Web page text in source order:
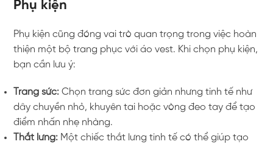
Phụ kiện
Phụ kiện cũng đóng vai trò quan trọng trong việc hoàn
thiện một bộ trang phục với áo vest. Khi chọn phụ kiện,
bạn cần lưu ý:
Trang sức: Chọn trang sức đơn giản nhưng tinh tế như
dây chuyền nhỏ, khuyên tai hoặc vòng đeo tay để tạo
điểm nhấn nhẹ nhàng.
Thắt lưng: Một chiếc thắt lưng tinh tế có thể giúp tạo